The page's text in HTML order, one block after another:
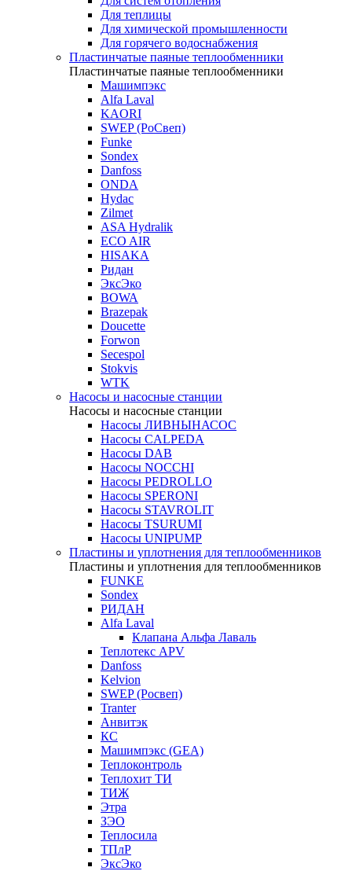
Для теплицы
Для химической промышленности
Для горячего водоснабжения
Пластинчатые паяные теплообменники
Пластинчатые паяные теплообменники
Машимпэкс
Alfa Laval
KAORI
SWEP (РоСвеп)
Funke
Sondex
Danfoss
ONDA
Hydac
Zilmet
ASA Hydralik
ECO AIR
HISAKA
Ридан
ЭксЭко
BOWA
Brazepak
Doucette
Forwon
Secespol
Stokvis
WTK
Насосы и насосные станции
Насосы и насосные станции
Насосы ЛИВНЫНАСОС
Насосы CALPEDA
Насосы DAB
Насосы NOCCHI
Насосы PEDROLLO
Насосы SPERONI
Насосы STAVROLIT
Насосы TSURUMI
Насосы UNIPUMP
Пластины и уплотнения для теплообменников
Пластины и уплотнения для теплообменников
FUNKE
Sondex
РИДАН
Alfa Laval
Клапана Альфа Лаваль
Теплотекс APV
Danfoss
Kelvion
SWEP (Росвеп)
Tranter
Анвитэк
КС
Машимпэкс (GEA)
Теплоконтроль
Теплохит ТИ
ТИЖ
Этра
ЗЭО
Теплосила
ТПлР
ЭксЭко